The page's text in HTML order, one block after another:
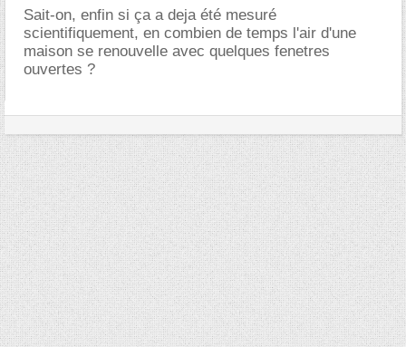
Sait-on, enfin si ça a deja été mesuré
scientifiquement, en combien de temps l'air d'une
maison se renouvelle avec quelques fenetres
ouvertes ?